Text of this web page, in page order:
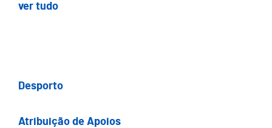
ver tudo
Desporto
Atribuição de Apoios